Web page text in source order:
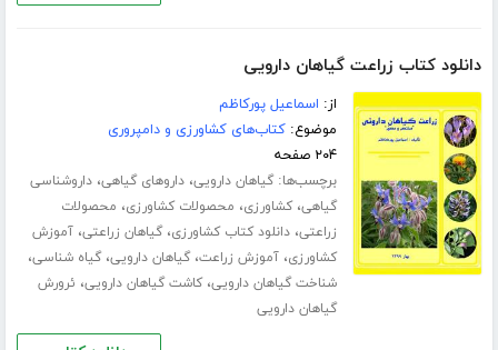
دانلود کتاب زراعت گیاهان دارویی
از: اسماعیل پورکاظم
موضوع:کتاب‌های کشاورزی و دامپروری
۲۰۴ صفحه
برچسب‌ها:گیاهان دارویی،داروهای گیاهی،داروشناسی
گیاهی،کشاورزی، محصولات کشاورزی، محصولات
زراعتی،دانلود کتاب کشاورزی،گیاهان زراعتی،آموزش
کشاورزی،آموزش زراعت،گیاهان دارویی،گیاه شناسی،
شناخت گیاهان دارویی،کاشت گیاهان دارویی، ئرورش
گیاهان دارویی